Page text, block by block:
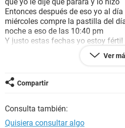
GLOSARIO
Entonces después de eso yo al
miércoles compre la pastilla del
noche a eso de las 10:40 pm
Y justo estas fechas yo estoy fértil
Y quisiera que por favor me digan
Ayudenme por favor
Ver
Compartir
Consulta también:
Quisiera consultar algo